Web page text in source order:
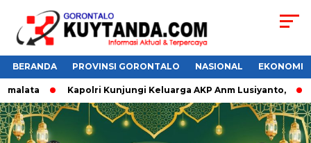
BERANDA PROVINSI GORONTALO NASIONAL EKONOMI
Kapolri Kunjungi Keluarga AKP Anm Lusiyanto,